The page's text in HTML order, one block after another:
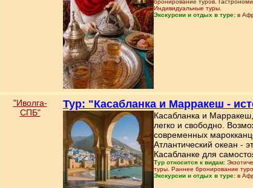
бронирование туров.
Индивидуальные туры.
Экскурсии и отдых в туре: в
"Иволга-
СПБ"
Тур: "Касабланка и Марракеш -
Касабланка и
легко и свободно.
современных
Атлантический океан -
Касабланке для
Тур относится к видам:
туры. Раннее бронирование
Экскурсии и отдых в туре: в